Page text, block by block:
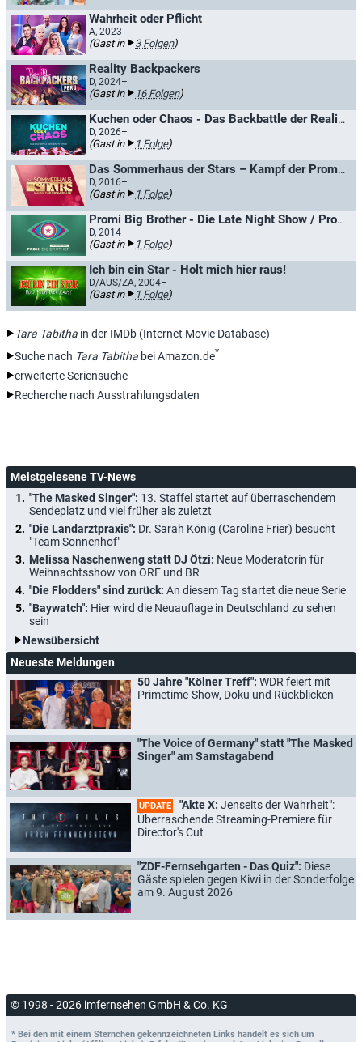
Wahrheit oder Pflicht
A, 2023
(Gast in 3 Folgen)
Reality Backpackers
D, 2024–
(Gast in 16 Folgen)
Kuchen oder Chaos - Das Backbattle der Reality-Stars
D, 2026–
(Gast in 1 Folge)
Das Sommerhaus der Stars – Kampf der Promipaare
D, 2016–
(Gast in 1 Folge)
Promi Big Brother - Die Late Night Show / Promi Big Brother Late Night LIVE
D, 2014–
(Gast in 1 Folge)
Ich bin ein Star - Holt mich hier raus!
D/AUS/ZA, 2004–
(Gast in 1 Folge)
Tara Tabitha in der IMDb (Internet Movie Database)
Suche nach Tara Tabitha bei Amazon.de*
erweiterte Seriensuche
Recherche nach Ausstrahlungsdaten
Meistgelesene TV-News
"The Masked Singer": 13. Staffel startet auf überraschendem
Sendeplatz und viel früher als zuletzt
"Die Landarztpraxis": Dr. Sarah König (Caroline Frier) besucht
"Team Sonnenhof"
Melissa Naschenweng statt DJ Ötzi: Neue Moderatorin für
Weihnachtsshow von ORF und BR
"Die Flodders" sind zurück: An diesem Tag startet die neue Serie
"Baywatch": Hier wird die Neuauflage in Deutschland zu sehen
sein
Newsübersicht
Neueste Meldungen
50 Jahre "Kölner Treff": WDR feiert mit
Primetime-Show, Doku und Rückblicken
"The Voice of Germany" statt "The Masked
Singer" am Samstagabend
UPDATE "Akte X: Jenseits der Wahrheit":
Überraschende Streaming-Premiere für
Director's Cut
"ZDF-Fernsehgarten - Das Quiz": Diese
Gäste spielen gegen Kiwi in der Sonderfolge
am 9. August 2026
© 1998 - 2026 imfernsehen GmbH & Co. KG
* Bei den mit einem Sternchen gekennzeichneten Links handelt es sich um